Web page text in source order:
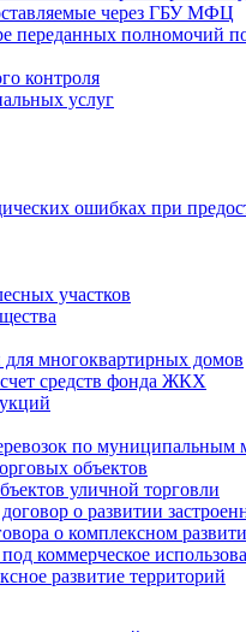
через ГБУ МФЦ
переданных полномочий
контроля
услуг
ошибках при
участков
многоквартирных домов
средств фонда ЖКХ
по муниципальным
объектов
уличной торговли
о развитии
о комплексном
коммерческое
развитие территорий